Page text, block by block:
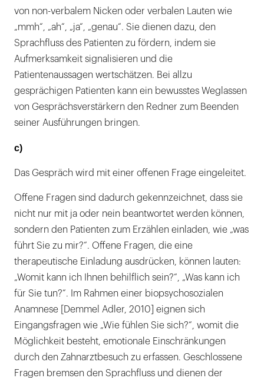
von non-verbalem Nicken oder verbalen Lauten wie
„mmh“, „ah“, „ja“, „genau“. Sie dienen dazu, den
Sprachfluss des Patienten zu fördern, indem sie
Aufmerksamkeit signalisieren und die
Patientenaussagen wertschätzen. Bei allzu
gesprächigen Patienten kann ein bewusstes Weglassen
von Gesprächsverstärkern den Redner zum Beenden
seiner Ausführungen bringen.
c)
Das Gespräch wird mit einer offenen Frage eingeleitet.
Offene Fragen sind dadurch gekennzeichnet, dass sie
nicht nur mit ja oder nein beantwortet werden können,
sondern den Patienten zum Erzählen einladen, wie „was
führt Sie zu mir?“. Offene Fragen, die eine
therapeutische Einladung ausdrücken, können lauten:
„Womit kann ich Ihnen behilflich sein?“, „Was kann ich
für Sie tun?“. Im Rahmen einer biopsychosozialen
Anamnese [Demmel Adler, 2010] eignen sich
Eingangsfragen wie „Wie fühlen Sie sich?“, womit die
Möglichkeit besteht, emotionale Einschränkungen
durch den Zahnarztbesuch zu erfassen. Geschlossene
Fragen bremsen den Sprachfluss und dienen der